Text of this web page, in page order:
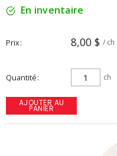
En inventaire
Prix 8,00 $ / ch
Quantité ch
AJOUTER AU
PANIER